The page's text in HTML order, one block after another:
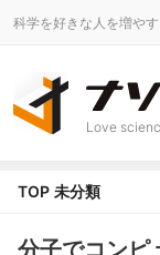
科学を好きな人を増や
Love
TOP 未分類
分子でコンピ